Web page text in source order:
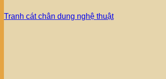
Tranh cát chân dung nghệ thuật